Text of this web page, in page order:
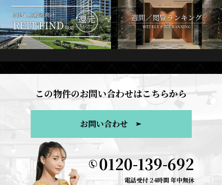
この物件のお問い合わせはこちらから
お問い合わせ
0120-139-692
電話受付 24時間 年中無休